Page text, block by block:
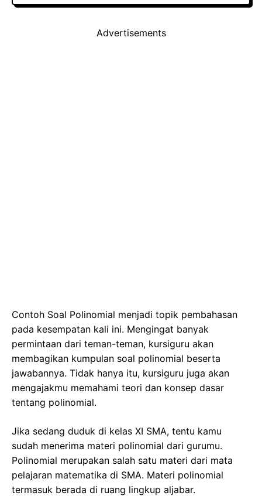
Advertisements
Contoh Soal Polinomial menjadi topik pembahasan
pada kesempatan kali ini. Mengingat banyak
permintaan dari teman-teman, kursiguru akan
membagikan kumpulan soal polinomial beserta
jawabannya. Tidak hanya itu, kursiguru juga akan
mengajakmu memahami teori dan konsep dasar
tentang polinomial.
Jika sedang duduk di kelas XI SMA, tentu kamu
sudah menerima materi polinomial dari gurumu.
Polinomial merupakan salah satu materi dari mata
pelajaran matematika di SMA. Materi polinomial
termasuk berada di ruang lingkup aljabar.